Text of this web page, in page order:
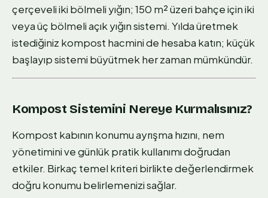
çerçeveli iki bölmeli yığın; 150 m² üzeri bahçe için iki
veya üç bölmeli açık yığın sistemi. Yılda üretmek
istediğiniz kompost hacmini de hesaba katın; küçük
başlayıp sistemi büyütmek her zaman mümkündür.
Kompost Sistemini Nereye Kurmalısınız?
Kompost kabının konumu ayrışma hızını, nem
yönetimini ve günlük pratik kullanımı doğrudan
etkiler. Birkaç temel kriteri birlikte değerlendirmek
doğru konumu belirlemenizi sağlar.